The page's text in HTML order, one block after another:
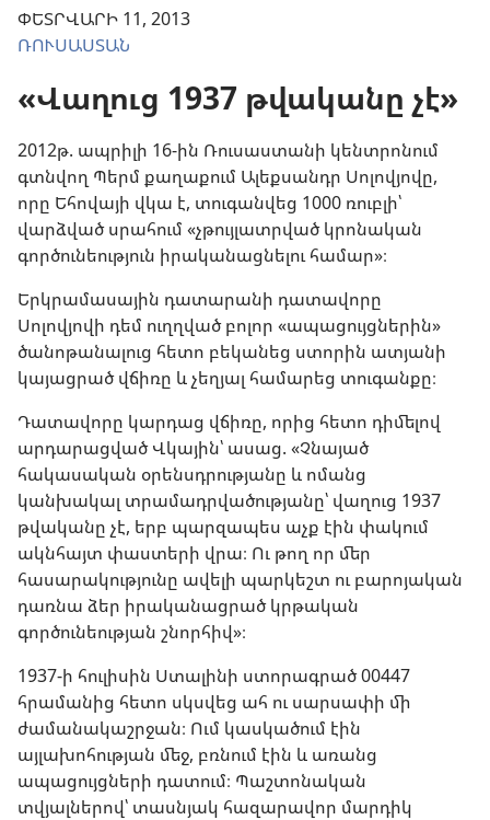
ՓԵՏՐՎԱՐԻ 11, 2013
ՌՈՒՍԱՍՏԱՆ
«Վաղուց 1937 թվականը չէ»
2012թ. ապրիլի 16-ին Ռուսաստանի կենտրոնում
գտնվող Պերմ քաղաքում Ալեքսանդր Սոլովյովը,
որը Եհովայի վկա է, տուգանվեց 1000 ռուբլի՝
վարձված սրահում «չթույլատրված կրոնական
գործունեություն իրականացնելու համար»։
Երկրամասային դատարանի դատավորը
Սոլովյովի դեմ ուղղված բոլոր «ապացույցներին»
ծանոթանալուց հետո բեկանեց ստորին ատյանի
կայացրած վճիռը և չեղյալ համարեց տուգանքը։
Դատավորը կարդաց վճիռը, որից հետո դիմելով
արդարացված Վկային՝ ասաց. «Չնայած
հակասական օրենսդրությանը և ոմանց
կանխակալ տրամադրվածությանը՝ վաղուց 1937
թվականը չէ, երբ պարզապես աչք էին փակում
ակնհայտ փաստերի վրա։ Ու թող որ մեր
հասարակությունը ավելի պարկեշտ ու բարոյական
դառնա ձեր իրականացրած կրթական
գործունեության շնորհիվ»։
1937-ի հուլիսին Ստալինի ստորագրած 00447
հրամանից հետո սկսվեց ահ ու սարսափի մի
ժամանակաշրջան։ Ում կասկածում էին
այլախոհության մեջ, բռնում էին և առանց
ապացույցների դատում։ Պաշտոնական
տվյալներով՝ տասնյակ հազարավոր մարդիկ